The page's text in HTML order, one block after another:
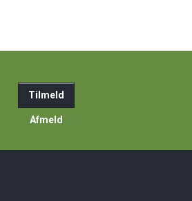
Tilmeld
Afmeld